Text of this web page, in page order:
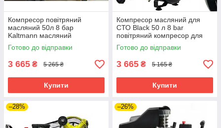
Компресор повітряний
масляний 50л 8 бар
Kaltmann масляний
компресор для фарбування
50 л
Готово до відправки
3 665 ₴ 5 265 ₴
Купити
Компресор масляний для
СТО Black 50 л 8 bar
повітряний компресор для
будинку електричний
Готово до відправки
3 665 ₴ 5 165 ₴
Купити
–28% –26%